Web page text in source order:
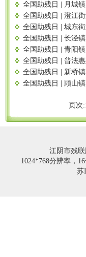
全国助残日 | 月城
全国助残日 | 澄江
全国助残日 | 城东
全国助残日 | 长泾
全国助残日 | 青阳
全国助残日 | 普法
全国助残日 | 新桥
全国助残日 | 顾山
页次:
江阴市残
1024*768分辨率，
苏